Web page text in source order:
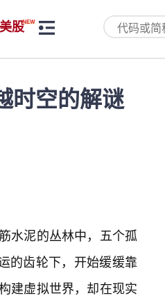
股
时空的解谜
水泥的丛林中，五个孤
的齿轮下，开始缓缓靠
建虚拟世界，却在现实